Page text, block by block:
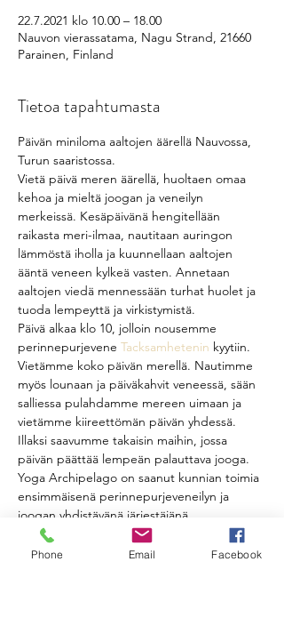
22.7.2021 klo 10.00 – 18.00
Nauvon vierassatama, Nagu Strand, 21660
Parainen, Finland
Tietoa tapahtumasta
Päivän miniloma aaltojen äärellä Nauvossa,
Turun saaristossa.
Vietä päivä meren äärellä, huoltaen omaa
kehoa ja mieltä joogan ja veneilyn
merkeissä. Kesäpäivänä hengitellään
raikasta meri-ilmaa, nautitaan auringon
lämmöstä iholla ja kuunnellaan aaltojen
ääntä veneen kylkeä vasten. Annetaan
aaltojen viedä mennessään turhat huolet ja
tuoda lempeyttä ja virkistymistä.
Päivä alkaa klo 10, jolloin nousemme
perinnepurjevene Tacksamhetenin kyytiin.
Vietämme koko päivän merellä. Nautimme
myös lounaan ja päiväkahvit veneessä, sään
salliessa pulahdamme mereen uimaan ja
vietämme kiireettömän päivän yhdessä.
Illaksi saavumme takaisin maihin, jossa
päivän päättää lempeän palauttava jooga.
Yoga Archipelago on saanut kunnian toimia
ensimmäisenä perinnepurjeveneilyn ja
joogan yhdistävänä järjestäjänä.
Tacksamheten on rakkaudella omistajansa
itse käsin tekemä purjevene. Sitä on helppo
Phone Email Facebook